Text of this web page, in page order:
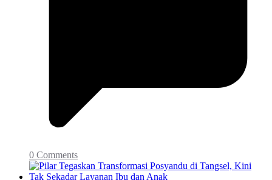
0 Comments